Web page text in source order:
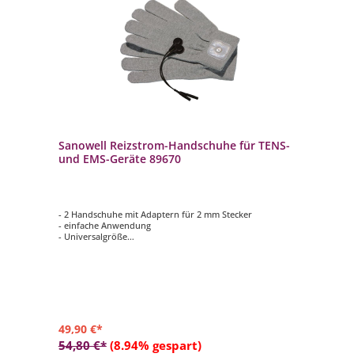
Sanowell Reizstrom-Handschuhe für TENS-
und EMS-Geräte 89670
- 2 Handschuhe mit Adaptern für 2 mm Stecker
- einfache Anwendung
- Universalgröße
49,90 €*
54,80 €* (8.94% gespart)